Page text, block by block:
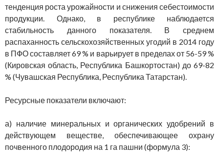
тенденция роста урожайности и снижения себестоимости
продукции. Однако, в республике наблюдается
стабильность данного показателя. В среднем
распаханность сельскохозяйственных угодий в 2014 году
в ПФО составляет 69 % и варьирует в пределах от 56-59 %
(Кировская область, Республика Башкортостан) до 69-82
% (Чувашская Республика, Республика Татарстан).
Ресурсные показатели включают:
а) наличие минеральных и органических удобрений в
действующем веществе, обеспечивающее охрану
почвенного плодородия на 1 га пашни (формула 3):